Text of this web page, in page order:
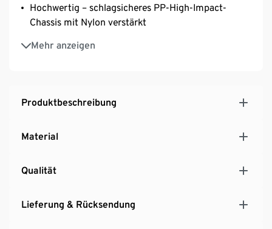
Hochwertig – schlagsicheres PP-High-Impact-
Chassis mit Nylon verstärkt
Mehr anzeigen
Gegossene PU-Rollen
82-A-Kugellager aus Carbon
Produktbeschreibung
Material
Qualität
Lieferung & Rücksendung